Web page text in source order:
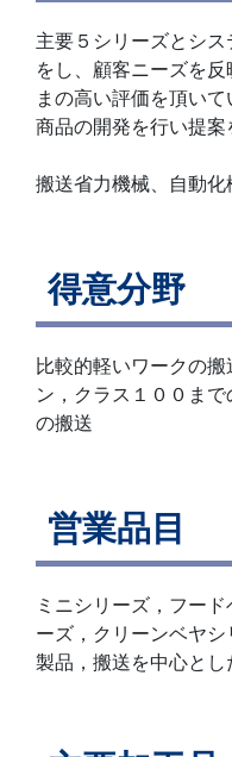
主要５シリーズとシ
をし、顧客ニーズを
まの高い評価を頂い
商品の開発を行い提案
搬送省力機械、自動
得意分野
比較的軽いワークの
ン，クラス１００ま
の搬送
営業品目
ミニシリーズ，フー
ーズ，クリーンベヤ
製品，搬送を中心とし